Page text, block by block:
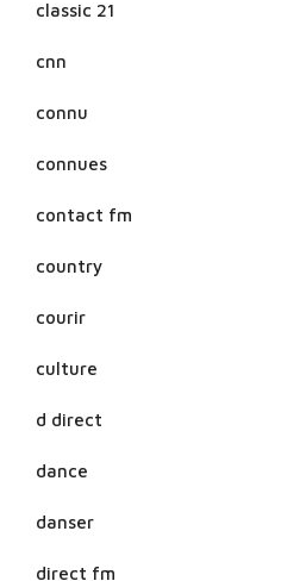
classic 21
cnn
connu
connues
contact fm
country
courir
culture
d direct
dance
danser
direct fm